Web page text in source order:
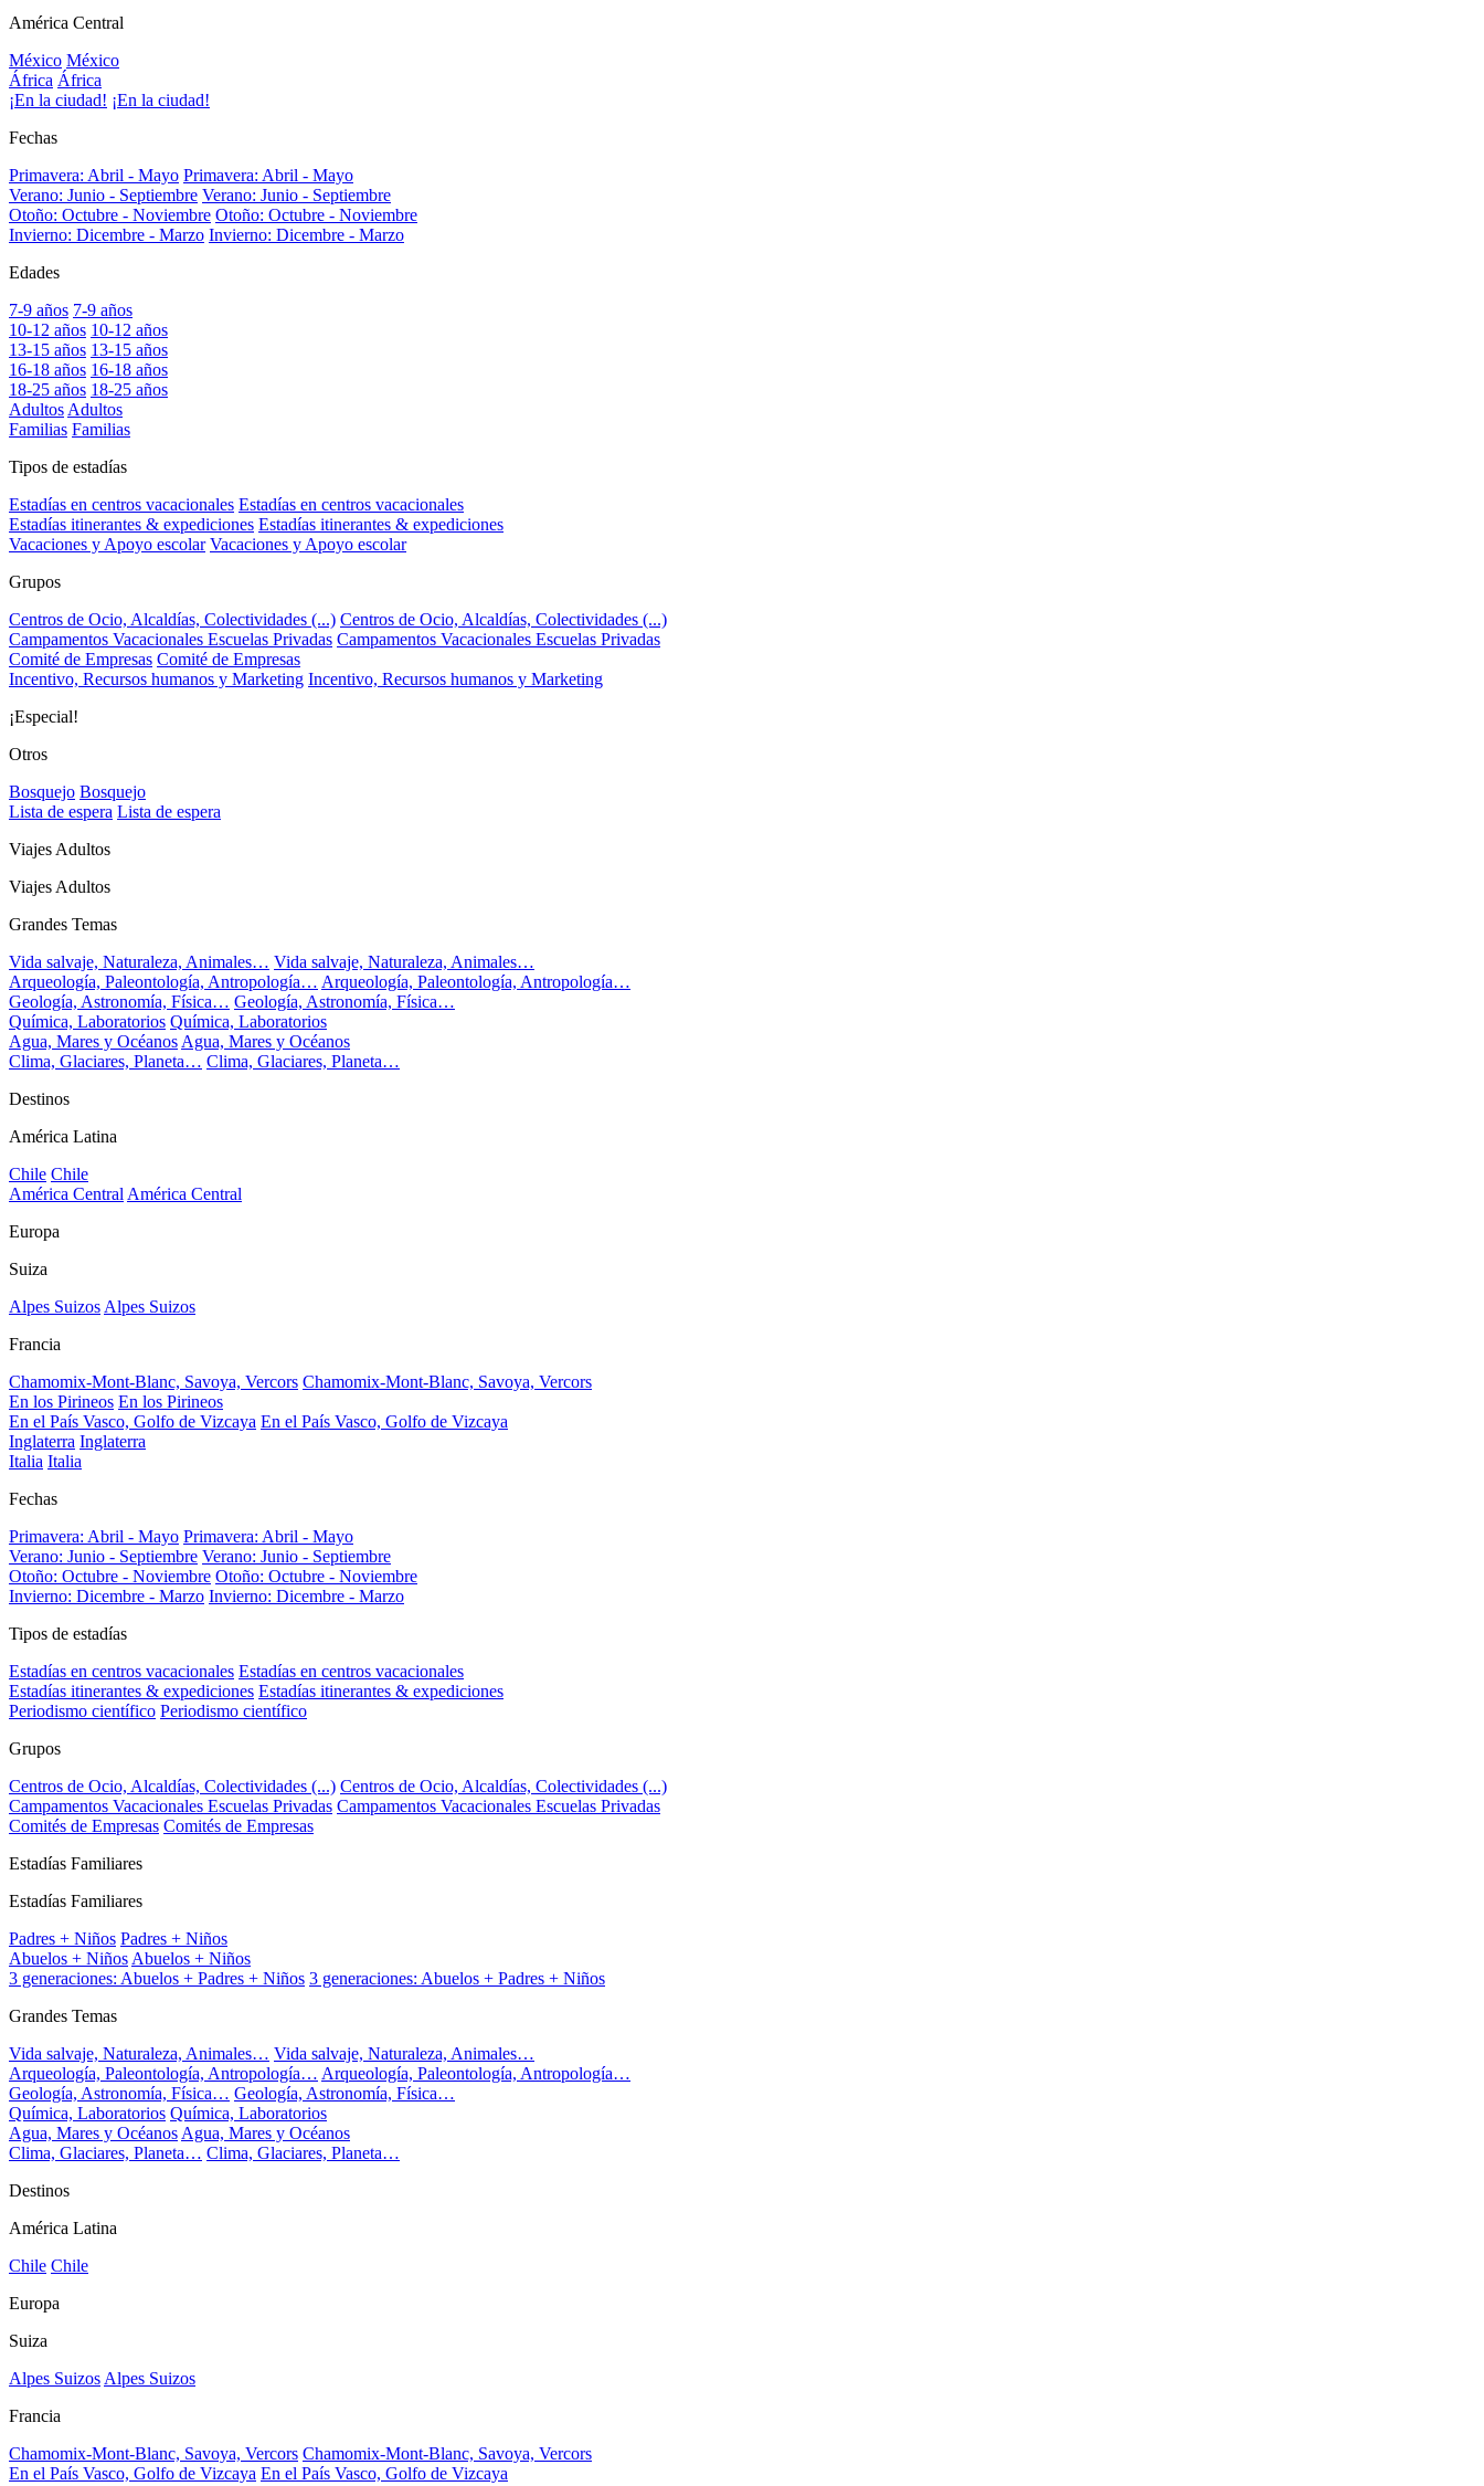
América Central
México México
África África
¡En la ciudad! ¡En la ciudad!
Fechas
Primavera: Abril - Mayo Primavera: Abril - Mayo
Verano: Junio - Septiembre Verano: Junio - Septiembre
Otoño: Octubre - Noviembre Otoño: Octubre - Noviembre
Invierno: Dicembre - Marzo Invierno: Dicembre - Marzo
Edades
7-9 años 7-9 años
10-12 años 10-12 años
13-15 años 13-15 años
16-18 años 16-18 años
18-25 años 18-25 años
AdultosAdultos
Familias Familias
Tipos de estadías
Estadías en centros vacacionales Estadías en centros vacacionales
Estadías itinerantes & expediciones Estadías itinerantes & expediciones
Vacaciones y Apoyo escolar Vacaciones y Apoyo escolar
Grupos
Centros de Ocio, Alcaldías, Colectividades (...) Centros de Ocio, Alcaldías, Colectividades (...)
Campamentos Vacacionales Escuelas Privadas Campamentos Vacacionales Escuelas Privadas
Comité de Empresas Comité de Empresas
Incentivo, Recursos humanos y Marketing Incentivo, Recursos humanos y Marketing
¡Especial!
Otros
Bosquejo Bosquejo
Lista de espera Lista de espera
Viajes Adultos
Viajes Adultos
Grandes Temas
Vida salvaje, Naturaleza, Animales… Vida salvaje, Naturaleza, Animales…
Arqueología, Paleontología, Antropología… Arqueología, Paleontología, Antropología…
Geología, Astronomía, Física… Geología, Astronomía, Física…
Química, Laboratorios Química, Laboratorios
Agua, Mares y OcéanosAgua, Mares y Océanos
Clima, Glaciares, Planeta… Clima, Glaciares, Planeta…
Destinos
América Latina
Chile Chile
América CentralAmérica Central
Europa
Suiza
Alpes SuizosAlpes Suizos
Francia
Chamomix-Mont-Blanc, Savoya, Vercors Chamomix-Mont-Blanc, Savoya, Vercors
En los Pirineos En los Pirineos
En el País Vasco, Golfo de Vizcaya En el País Vasco, Golfo de Vizcaya
Inglaterra Inglaterra
Italia Italia
Fechas
Primavera: Abril - Mayo Primavera: Abril - Mayo
Verano: Junio - Septiembre Verano: Junio - Septiembre
Otoño: Octubre - Noviembre Otoño: Octubre - Noviembre
Invierno: Dicembre - Marzo Invierno: Dicembre - Marzo
Tipos de estadías
Estadías en centros vacacionales Estadías en centros vacacionales
Estadías itinerantes & expediciones Estadías itinerantes & expediciones
Periodismo científico Periodismo científico
Grupos
Centros de Ocio, Alcaldías, Colectividades (...) Centros de Ocio, Alcaldías, Colectividades (...)
Campamentos Vacacionales Escuelas Privadas Campamentos Vacacionales Escuelas Privadas
Comités de Empresas Comités de Empresas
Estadías Familiares
Estadías Familiares
Padres + Niños Padres + Niños
Abuelos + NiñosAbuelos + Niños
3 generaciones: Abuelos + Padres + Niños 3 generaciones: Abuelos + Padres + Niños
Grandes Temas
Vida salvaje, Naturaleza, Animales… Vida salvaje, Naturaleza, Animales…
Arqueología, Paleontología, Antropología… Arqueología, Paleontología, Antropología…
Geología, Astronomía, Física… Geología, Astronomía, Física…
Química, Laboratorios Química, Laboratorios
Agua, Mares y OcéanosAgua, Mares y Océanos
Clima, Glaciares, Planeta… Clima, Glaciares, Planeta…
Destinos
América Latina
Chile Chile
Europa
Suiza
Alpes SuizosAlpes Suizos
Francia
Chamomix-Mont-Blanc, Savoya, Vercors Chamomix-Mont-Blanc, Savoya, Vercors
En el País Vasco, Golfo de Vizcaya En el País Vasco, Golfo de Vizcaya